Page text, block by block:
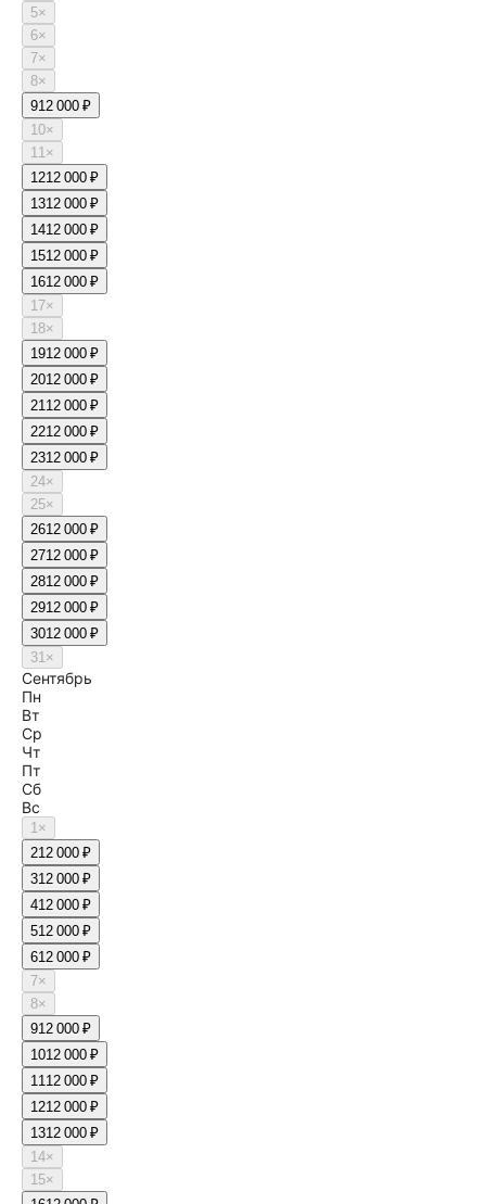
5×
6×
7×
8×
912 000 ₽
10×
11×
1212 000 ₽
1312 000 ₽
1412 000 ₽
1512 000 ₽
1612 000 ₽
17×
18×
1912 000 ₽
2012 000 ₽
2112 000 ₽
2212 000 ₽
2312 000 ₽
24×
25×
2612 000 ₽
2712 000 ₽
2812 000 ₽
2912 000 ₽
3012 000 ₽
31×
Сентябрь
Пн
Вт
Ср
Чт
Пт
Сб
Вс
1×
212 000 ₽
312 000 ₽
412 000 ₽
512 000 ₽
612 000 ₽
7×
8×
912 000 ₽
1012 000 ₽
1112 000 ₽
1212 000 ₽
1312 000 ₽
14×
15×